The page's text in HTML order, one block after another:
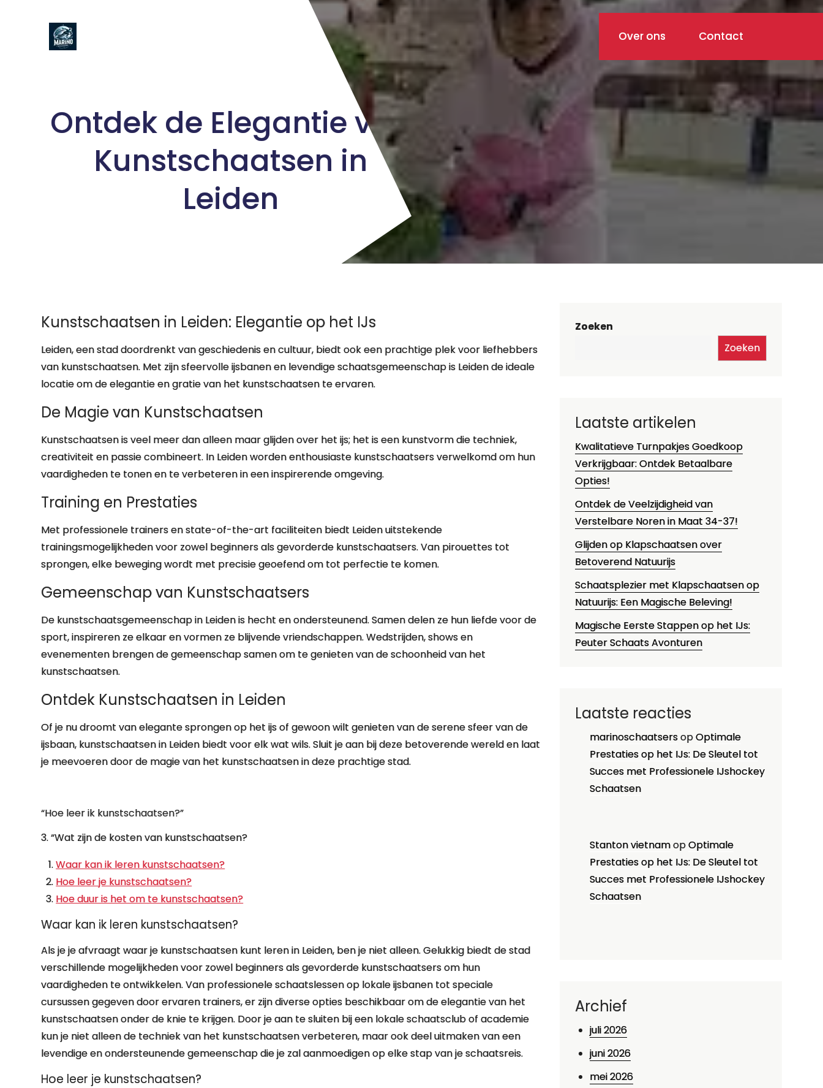
Over ons Contact
Ontdek de Elegantie van
Kunstschaatsen in
Leiden
Kunstschaatsen in Leiden: Elegantie op het IJs
Leiden, een stad doordrenkt van geschiedenis en cultuur, biedt ook een prachtige plek voor liefhebbers
van kunstschaatsen. Met zijn sfeervolle ijsbanen en levendige schaatsgemeenschap is Leiden de ideale
locatie om de elegantie en gratie van het kunstschaatsen te ervaren.
De Magie van Kunstschaatsen
Kunstschaatsen is veel meer dan alleen maar glijden over het ijs; het is een kunstvorm die techniek,
creativiteit en passie combineert. In Leiden worden enthousiaste kunstschaatsers verwelkomd om hun
vaardigheden te tonen en te verbeteren in een inspirerende omgeving.
Training en Prestaties
Met professionele trainers en state-of-the-art faciliteiten biedt Leiden uitstekende
trainingsmogelijkheden voor zowel beginners als gevorderde kunstschaatsers. Van pirouettes tot
sprongen, elke beweging wordt met precisie geoefend om tot perfectie te komen.
Gemeenschap van Kunstschaatsers
De kunstschaatsgemeenschap in Leiden is hecht en ondersteunend. Samen delen ze hun liefde voor de
sport, inspireren ze elkaar en vormen ze blijvende vriendschappen. Wedstrijden, shows en
evenementen brengen de gemeenschap samen om te genieten van de schoonheid van het
kunstschaatsen.
Ontdek Kunstschaatsen in Leiden
Of je nu droomt van elegante sprongen op het ijs of gewoon wilt genieten van de serene sfeer van de
ijsbaan, kunstschaatsen in Leiden biedt voor elk wat wils. Sluit je aan bij deze betoverende wereld en laat
je meevoeren door de magie van het kunstschaatsen in deze prachtige stad.
“Hoe leer ik kunstschaatsen?”
3. “Wat zijn de kosten van kunstschaatsen?
Waar kan ik leren kunstschaatsen?
Hoe leer je kunstschaatsen?
Hoe duur is het om te kunstschaatsen?
Waar kan ik leren kunstschaatsen?
Als je je afvraagt waar je kunstschaatsen kunt leren in Leiden, ben je niet alleen. Gelukkig biedt de stad
verschillende mogelijkheden voor zowel beginners als gevorderde kunstschaatsers om hun
vaardigheden te ontwikkelen. Van professionele schaatslessen op lokale ijsbanen tot speciale
cursussen gegeven door ervaren trainers, er zijn diverse opties beschikbaar om de elegantie van het
kunstschaatsen onder de knie te krijgen. Door je aan te sluiten bij een lokale schaatsclub of academie
kun je niet alleen de techniek van het kunstschaatsen verbeteren, maar ook deel uitmaken van een
levendige en ondersteunende gemeenschap die je zal aanmoedigen op elke stap van je schaatsreis.
Hoe leer je kunstschaatsen?
Zoeken
Zoeken
Laatste artikelen
Kwalitatieve Turnpakjes Goedkoop
Verkrijgbaar: Ontdek Betaalbare
Opties!
Ontdek de Veelzijdigheid van
Verstelbare Noren in Maat 34-37!
Glijden op Klapschaatsen over
Betoverend Natuurijs
Schaatsplezier met Klapschaatsen op
Natuurijs: Een Magische Beleving!
Magische Eerste Stappen op het IJs:
Peuter Schaats Avonturen
Laatste reacties
marinoschaatsersopOptimale
Prestaties op het IJs: De Sleutel tot
Succes met Professionele IJshockey
Schaatsen
Stanton vietnamopOptimale
Prestaties op het IJs: De Sleutel tot
Succes met Professionele IJshockey
Schaatsen
Archief
juli 2026
juni 2026
mei 2026